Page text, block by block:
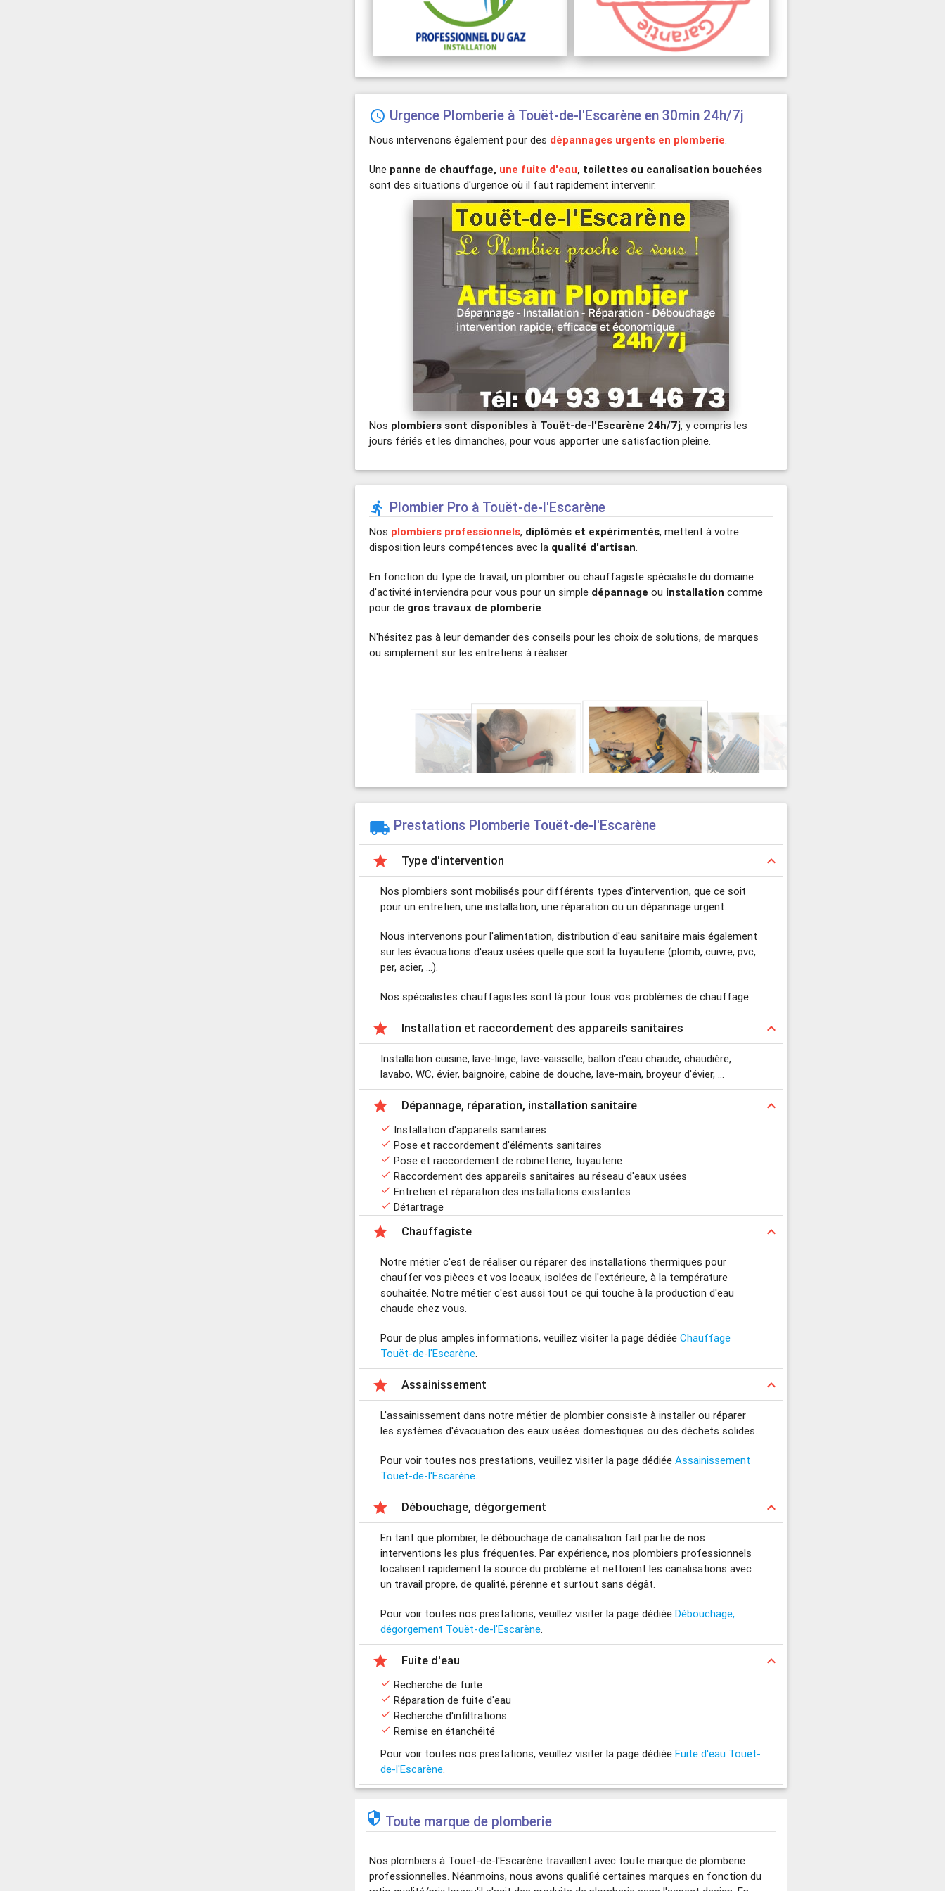
 Urgence Plomberie à Touët-de-l'Escarène en 30min 24h/7j
Nous intervenons également pour des dépannages urgents en plomberie.
Une panne de chauffage, une fuite d'eau, toilettes ou canalisation bouchées
sont des situations d'urgence où il faut rapidement intervenir.
Nos plombiers sont disponibles à Touët-de-l'Escarène 24h/7j, y compris les
jours fériés et les dimanches, pour vous apporter une satisfaction pleine.
 Plombier Pro à Touët-de-l'Escarène
Nos plombiers professionnels, diplômés et expérimentés, mettent à votre
disposition leurs compétences avec la qualité d'artisan.
En fonction du type de travail, un plombier ou chauffagiste spécialiste du domaine
d'activité interviendra pour vous pour un simple dépannage ou installation comme
pour de gros travaux de plomberie.
N'hésitez pas à leur demander des conseils pour les choix de solutions, de marques
ou simplement sur les entretiens à réaliser.
 Prestations Plomberie Touët-de-l'Escarène
 keyboard_arrow_up
Type d'intervention
Nos plombiers sont mobilisés pour différents types d'intervention, que ce soit
pour un entretien, une installation, une réparation ou un dépannage urgent.
Nous intervenons pour l'alimentation, distribution d'eau sanitaire mais également
sur les évacuations d'eaux usées quelle que soit la tuyauterie (plomb, cuivre, pvc,
per, acier, ...).
Nos spécialistes chauffagistes sont là pour tous vos problèmes de chauffage.
 keyboard_arrow_up
Installation et raccordement des appareils sanitaires
Installation cuisine, lave-linge, lave-vaisselle, ballon d'eau chaude, chaudière,
lavabo, WC, évier, baignoire, cabine de douche, lave-main, broyeur d'évier, ...
 keyboard_arrow_up
Dépannage, réparation, installation sanitaire
 Installation d'appareils sanitaires
 Pose et raccordement d'éléments sanitaires
 Pose et raccordement de robinetterie, tuyauterie
 Raccordement des appareils sanitaires au réseau d'eaux usées
 Entretien et réparation des installations existantes
 Détartrage
 keyboard_arrow_up
Chauffagiste
Notre métier c'est de réaliser ou réparer des installations thermiques pour
chauffer vos pièces et vos locaux, isolées de l'extérieure, à la température
souhaitée. Notre métier c'est aussi tout ce qui touche à la production d'eau
chaude chez vous.
Pour de plus amples informations, veuillez visiter la page dédiéeChauffage
Touët-de-l'Escarène.
 keyboard_arrow_up
Assainissement
L'assainissement dans notre métier de plombier consiste à installer ou réparer
les systèmes d'évacuation des eaux usées domestiques ou des déchets solides.
Pour voir toutes nos prestations, veuillez visiter la page dédiéeAssainissement
Touët-de-l'Escarène.
 keyboard_arrow_up
Débouchage, dégorgement
En tant que plombier, le débouchage de canalisation fait partie de nos
interventions les plus fréquentes. Par expérience, nos plombiers professionnels
localisent rapidement la source du problème et nettoient les canalisations avec
un travail propre, de qualité, pérenne et surtout sans dégât.
Pour voir toutes nos prestations, veuillez visiter la page dédiéeDébouchage,
dégorgement Touët-de-l'Escarène.
 keyboard_arrow_up
Fuite d'eau
 Recherche de fuite
 Réparation de fuite d'eau
 Recherche d'infiltrations
 Remise en étanchéité
Pour voir toutes nos prestations, veuillez visiter la page dédiéeFuite d'eau Touët-
de-l'Escarène.
 Toute marque de plomberie
Nos plombiers à Touët-de-l'Escarène travaillent avec toute marque de plomberie
professionnelles. Néanmoins, nous avons qualifié certaines marques en fonction du